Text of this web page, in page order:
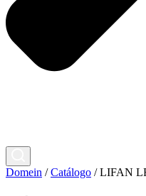
Domein / Catálogo / LIFAN